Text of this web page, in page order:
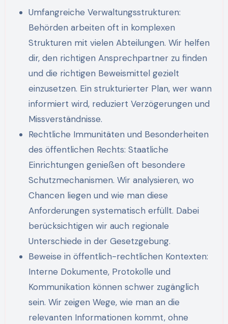
Umfangreiche Verwaltungsstrukturen:
Behörden arbeiten oft in komplexen
Strukturen mit vielen Abteilungen. Wir helfen
dir, den richtigen Ansprechpartner zu finden
und die richtigen Beweismittel gezielt
einzusetzen. Ein strukturierter Plan, wer wann
informiert wird, reduziert Verzögerungen und
Missverständnisse.
Rechtliche Immunitäten und Besonderheiten
des öffentlichen Rechts: Staatliche
Einrichtungen genießen oft besondere
Schutzmechanismen. Wir analysieren, wo
Chancen liegen und wie man diese
Anforderungen systematisch erfüllt. Dabei
berücksichtigen wir auch regionale
Unterschiede in der Gesetzgebung.
Beweise in öffentlich-rechtlichen Kontexten:
Interne Dokumente, Protokolle und
Kommunikation können schwer zugänglich
sein. Wir zeigen Wege, wie man an die
relevanten Informationen kommt, ohne